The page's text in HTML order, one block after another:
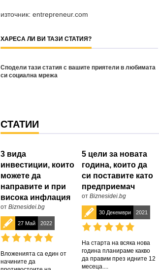
източник: entrepreneur.com
ХАРЕСА ЛИ ВИ ТАЗИ СТАТИЯ?
Сподели тази статия с вашите приятели в любимата
си социална мрежа
СТАТИИ
3 вида
инвестиции, които
можете да
направите и при
висока инфлация
от Biznesidei.bg
27 Май 2022
Вложенията са един от
начините да
5 цели за новата
година, които да
си поставите като
предприемач
от Biznesidei.bg
30 Декември 2021
На старта на всяка нова
година планираме какво
да правим през идните 12
месеца....